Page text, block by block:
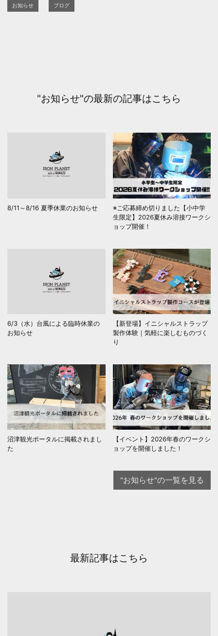
お知らせ ブログ
"お知らせ"の最新の記事はこちら
8/11～8/16 夏季休業のお知らせ
※ご応募締め切りました【小中学
生限定】2026夏休み溶接ワークシ
ョップ開催！
6/3（水）台風による臨時休業の
お知らせ
【新登場】イニシャルストラップ
製作体験｜気軽に楽しむものづく
り
沼津観光ポータルに掲載されまし
た
【イベント】2026年春のワークシ
ョップを開催しました！
"お知らせ"の一覧を見る
最新記事はこちら